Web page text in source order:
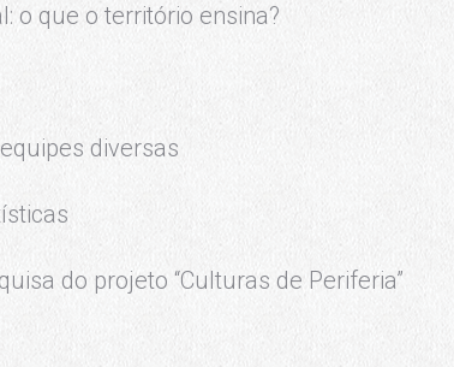
o que o território ensina?
diversas
do projeto “Culturas de Periferia”